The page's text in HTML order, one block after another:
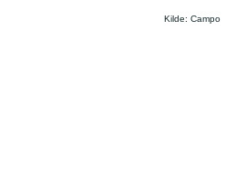
Kilde: Campo